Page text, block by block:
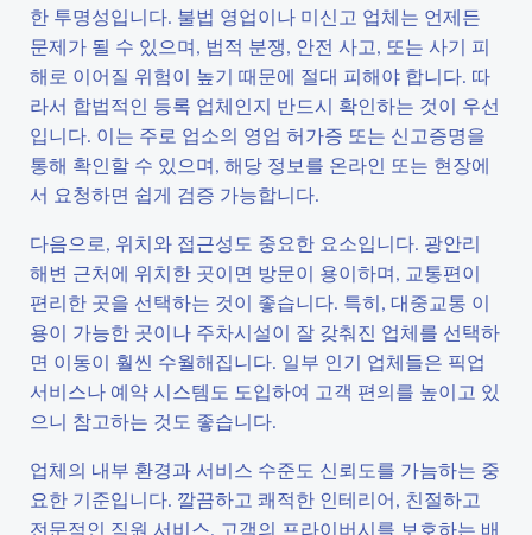
한 투명성입니다. 불법 영업이나 미신고 업체는 언제든
문제가 될 수 있으며, 법적 분쟁, 안전 사고, 또는 사기 피
해로 이어질 위험이 높기 때문에 절대 피해야 합니다. 따
라서 합법적인 등록 업체인지 반드시 확인하는 것이 우선
입니다. 이는 주로 업소의 영업 허가증 또는 신고증명을
통해 확인할 수 있으며, 해당 정보를 온라인 또는 현장에
서 요청하면 쉽게 검증 가능합니다.
다음으로, 위치와 접근성도 중요한 요소입니다. 광안리
해변 근처에 위치한 곳이면 방문이 용이하며, 교통편이
편리한 곳을 선택하는 것이 좋습니다. 특히, 대중교통 이
용이 가능한 곳이나 주차시설이 잘 갖춰진 업체를 선택하
면 이동이 훨씬 수월해집니다. 일부 인기 업체들은 픽업
서비스나 예약 시스템도 도입하여 고객 편의를 높이고 있
으니 참고하는 것도 좋습니다.
업체의 내부 환경과 서비스 수준도 신뢰도를 가늠하는 중
요한 기준입니다. 깔끔하고 쾌적한 인테리어, 친절하고
전문적인 직원 서비스, 고객의 프라이버시를 보호하는 배